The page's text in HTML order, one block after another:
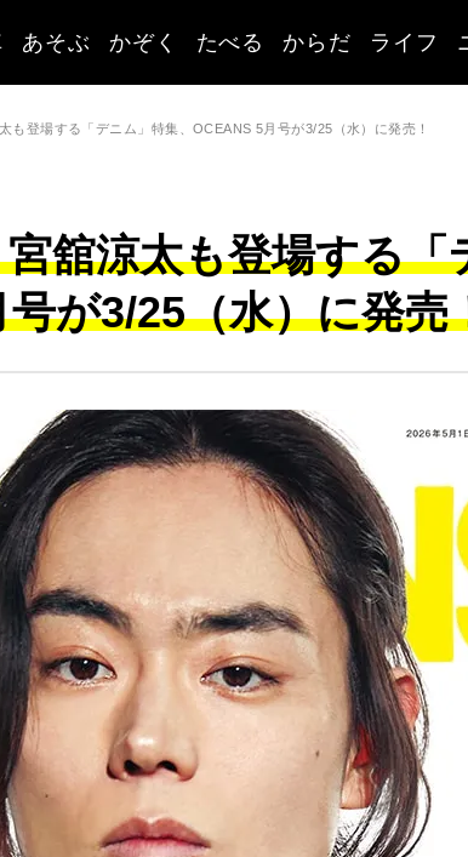
あそぶ かぞく たべる からだ ライフ
も登場する「デニム」特集、OCEANS 5月号が3/25（水）に発売！
舘涼太も登場する「
が3/25（水）に発売